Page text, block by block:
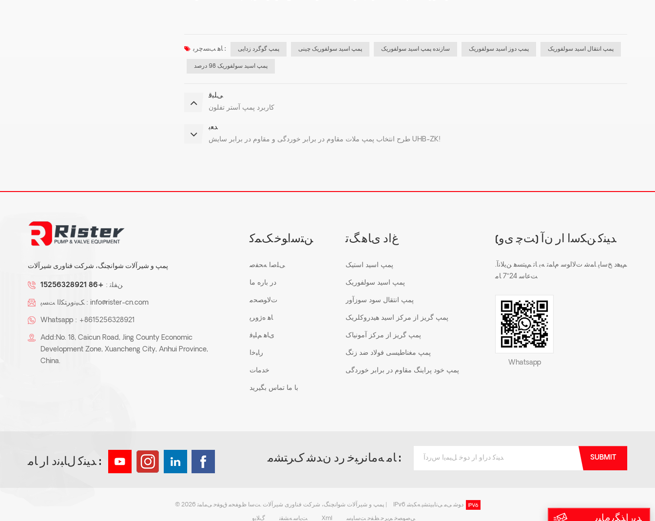
ﺎﻫ ﺐﺴﭼﺮﺑ : پمپ گوگرد زدایی پمپ اسید سولفوریک چینی سازنده پمپ اسید سولفوریک پمپ دوز اسید سولفوریک پمپ انتقال اسید سولفوریک
پمپ اسید سولفوریک 98 درصد
ﯽﻠﺒﻗ
کاربرد پمپ آستر تفلون
ﺪﻌﺑ
طرح انتخاب پمپ ملات مقاوم در برابر خوردگی و مقاوم در برابر سایش UHB-ZK!
پمپ و شیرآلات شوانچنگ، شرکت فناوری شیرآلات
ﻦﻔﻠﺗ : +86 15256328921
ﮏﯿﻧﻭﺮﺘﮑﻟﺍ ﺖﺴﭘ : info@rister-cn.com
Whatsapp : +8615256328921
Add:No. 18, Caicun Road, Jing County Economic
Development Zone, Xuancheng City, Anhui Province,
China.
ﻦﺘﺳﺍﻮﺧ ﮏﻤﮐ
ﯽﻠﺻﺍ ﻪﺤﻔﺻ
در باره ما
ﺕﻻ ﻮﺼﺤﻣ
ﺎﻫ ﻩﮊﻭﺮﭘ
ﯼﺎﻫ ﻢﻠﯿﻓ
ﺭﺎﺒﺧﺍ
خدمات
با ما تماس بگیرید
ﻍﺍﺩ ﯼﺎﻫ ﮓﺗ
پمپ اسید استیک
پمپ اسید سولفوریک
پمپ انتقال سود سوزآور
پمپ گریز از مرکز اسید هیدروکلریک
پمپ گریز از مرکز آمونیاک
پمپ مغناطیسی فولاد ضد زنگ
پمپ خود پراینگ مقاوم در برابر خوردگی
(ﺖﭼ ﯼﻭ) ﺪﯿﻨﮐ ﻦﮑﺳﺍ ﺍﺭ ﻥﺁ
.ﻢﯿﻫﺩ ﺦﺳﺎﭘ ﺎﻤﺷ ﺕﻻ ﺍﻮﺳ ﻡﺎﻤﺗ ﻪﺑ ﺎﺗ ﻢﯿﺘﺴﻫ ﻦﯾﻼ ﻧﺁ
ﺖﻋﺎﺳ 24*7 ﺎﻣ
Whatsapp
ﺪﯿﻨﮐ ﻝﺎﺒﻧﺩ ﺍﺭ ﺎﻣ : ﺎﻣ ﻪﻣﺎﻧﺮﺒﺧ ﺭﺩ ﻥﺪﺷ ﮎﺮﺘﺸﻣ : SUBMIT
© 2026 پمپ و شیرآلات شوانچنگ، شرکت فناوری شیرآلات .ﺖﺳﺍ ﻅﻮﻔﺤﻣ ﻕﻮﻘﺣ ﯽﻣﺎﻤﺗ | IPv6 ﺩﻮﺷ ﯽﻣ ﯽﻧﺎﺒﯿﺘﺸﭘ ﻪﮑﺒﺷ
ﮒﻼ ﺑﻭ ﺖﯾﺎﺳ ﻪﺸﻘﻧ Xml ﯽﺻﻮﺼﺧ ﻢﯾﺮﺣ ﻆﻔﺣ ﺖﺳﺎﯿﺳ ﺪﯾﺭﺍﺬﮕﺑ ﻡﺎﯿﭘ